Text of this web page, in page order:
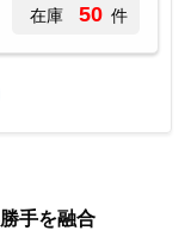
在庫 50 件
手を融合